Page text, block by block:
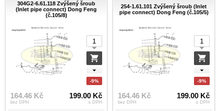
304G2-6.61.118 Zvýšený šroub
(Inlet pipe connect) Dong Feng
(č.105/8)
-9%
164.46 Kč
bez DPH
199.00 Kč
s DPH
254-1.61.101 Zvýšený šroub (Inlet
pipe connect) Dong Feng (č.105/5)
-9%
164.46 Kč
bez DPH
199.00 Kč
s DPH